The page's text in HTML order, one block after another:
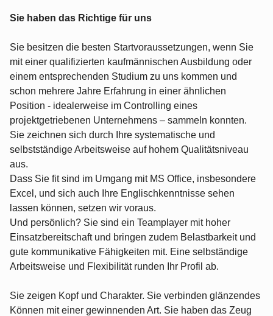
Sie haben das Richtige für uns
Sie besitzen die besten Startvoraussetzungen, wenn Sie
mit einer qualifizierten kaufmännischen Ausbildung oder
einem entsprechenden Studium zu uns kommen und
schon mehrere Jahre Erfahrung in einer ähnlichen
Position - idealerweise im Controlling eines
projektgetriebenen Unternehmens – sammeln konnten.
Sie zeichnen sich durch Ihre systematische und
selbstständige Arbeitsweise auf hohem Qualitätsniveau
aus.
Dass Sie fit sind im Umgang mit MS Office, insbesondere
Excel, und sich auch Ihre Englischkenntnisse sehen
lassen können, setzen wir voraus.
Und persönlich? Sie sind ein Teamplayer mit hoher
Einsatzbereitschaft und bringen zudem Belastbarkeit und
gute kommunikative Fähigkeiten mit. Eine selbständige
Arbeitsweise und Flexibilität runden Ihr Profil ab.
Sie zeigen Kopf und Charakter. Sie verbinden glänzendes
Können mit einer gewinnenden Art. Sie haben das Zeug